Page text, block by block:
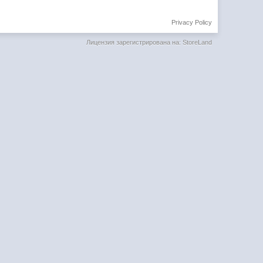
Privacy Policy
Лицензия зарегистрирована на: StoreLand